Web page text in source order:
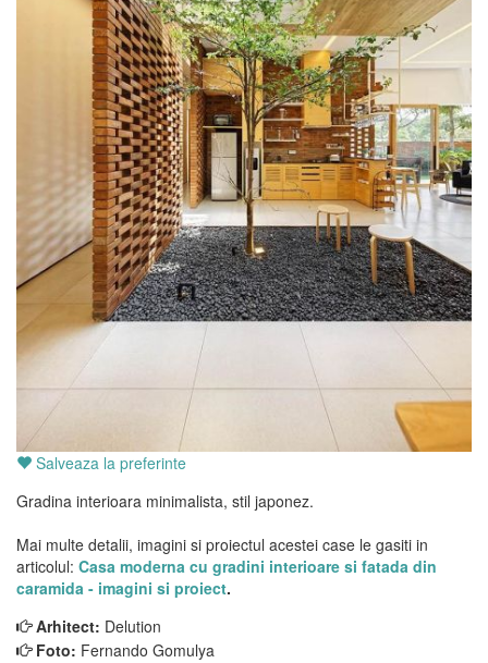
Salveaza la preferinte
Gradina interioara minimalista, stil japonez.
Mai multe detalii, imagini si proiectul acestei case le gasiti in
articolul: Casa moderna cu gradini interioare si fatada din
caramida - imagini si proiect.
Arhitect: Delution
Foto: Fernando Gomulya